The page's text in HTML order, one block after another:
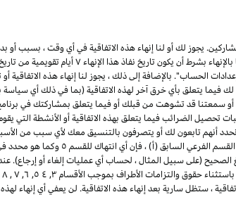
يجوز لك أو لنا إنهاء هذه الاتفاقية في أي وقت ، بسبب
القانون المعمول به) ، من خلال إعطاء الطرف
الحساب". بالإضافة إلى ذلك ، يجوز لنا إنهاء هذه
في العلاج في غضون ۷ أيام من إخطارنا لك فيما يتعلق بأي خرق آخر لهذه
أو سمعتنا قد تشوهت من قبلك أو فيما يتعلق بمشاركتك في
تحصيل الضرائب فيما يتعلق بهذه الاتفاقية أو الأنشطة التي
أنهم تابعون لك أو يتصرفون بالتنسيق معك لأي سبب من
للمشاركين. لتجنب الشك وعلى سبيل
(على سبيل المثال ، لحساب أي عمليات إلغاء أو إرجاع).
، ستظل سارية بعد إنهاء هذه الاتفاقية. لن يعفي أي إنهاء